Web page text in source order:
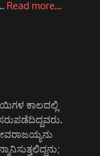
Read more…
ಕಾಲದಲ್ಲಿ